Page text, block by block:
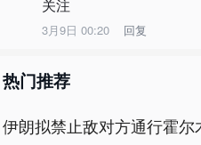
关注
3月9日 00:20 回复
热门推荐
伊朗拟禁止敌对方通行霍尔